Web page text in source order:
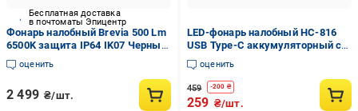
Бесплатная доставка
в почтоматы Эпицентр
Фонарь налобный Brevia 500 Lm
6500K защита IP64 IK07 Черный
(14500FAX1)
оценить
2 499 ₴/шт.
LED-фонарь налобный HC-816
USB Type-C аккумуляторный с
датчиком движения (10574)
оценить
459 -200 ₴
259 ₴/шт.